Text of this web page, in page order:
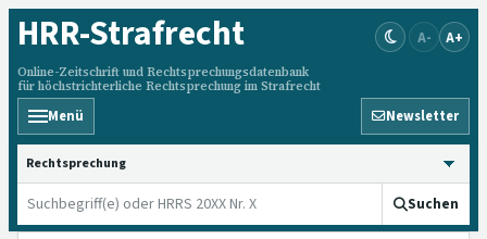
HRR-Strafrecht
Online-Zeitschrift und Rechtsprechungsdatenbank
für höchstrichterliche Rechtsprechung im Strafrecht
A- A+
Menü Newsletter
HRRS durchsuchen
Suchen